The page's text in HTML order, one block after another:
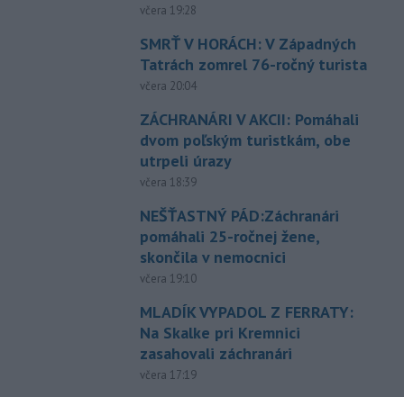
včera 19:28
SMRŤ V HORÁCH: V Západných
Tatrách zomrel 76-ročný turista
včera 20:04
ZÁCHRANÁRI V AKCII: Pomáhali
dvom poľským turistkám, obe
utrpeli úrazy
včera 18:39
NEŠŤASTNÝ PÁD:Záchranári
pomáhali 25-ročnej žene,
skončila v nemocnici
včera 19:10
MLADÍK VYPADOL Z FERRATY:
Na Skalke pri Kremnici
zasahovali záchranári
včera 17:19